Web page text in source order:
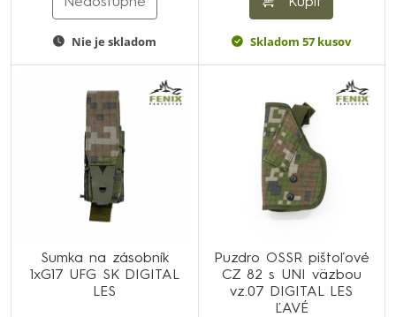
Nie je skladom Skladom 57 kusov
Sumka na zásobník
1xG17 UFG SK DIGITAL
LES
Puzdro OSSR pištoľové
CZ 82 s UNI väzbou
vz.07 DIGITAL LES
ĽAVÉ